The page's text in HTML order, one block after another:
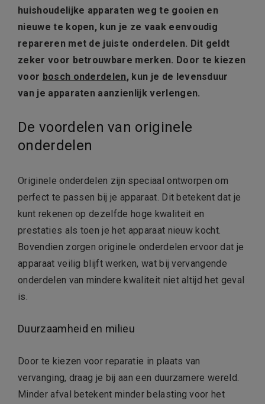
huishoudelijke apparaten weg te gooien en
nieuwe te kopen, kun je ze vaak eenvoudig
repareren met de juiste onderdelen. Dit geldt
zeker voor betrouwbare merken. Door te kiezen
voor bosch onderdelen, kun je de levensduur
van je apparaten aanzienlijk verlengen.
De voordelen van originele
onderdelen
Originele onderdelen zijn speciaal ontworpen om
perfect te passen bij je apparaat. Dit betekent dat je
kunt rekenen op dezelfde hoge kwaliteit en
prestaties als toen je het apparaat nieuw kocht.
Bovendien zorgen originele onderdelen ervoor dat je
apparaat veilig blijft werken, wat bij vervangende
onderdelen van mindere kwaliteit niet altijd het geval
is.
Duurzaamheid en milieu
Door te kiezen voor reparatie in plaats van
vervanging, draag je bij aan een duurzamere wereld.
Minder afval betekent minder belasting voor het